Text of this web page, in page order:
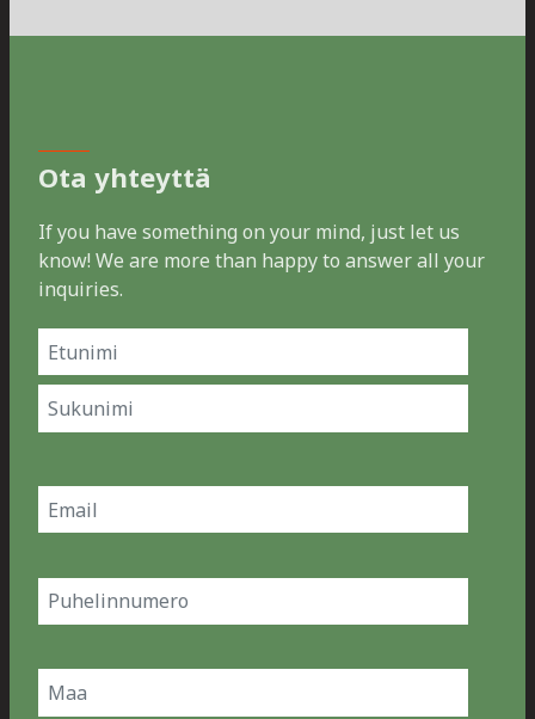
Ota yhteyttä
If you have something on your mind, just let us
know! We are more than happy to answer all your
inquiries.
Name
(Pakollinen)
Etunimi
Email
Phone
Country